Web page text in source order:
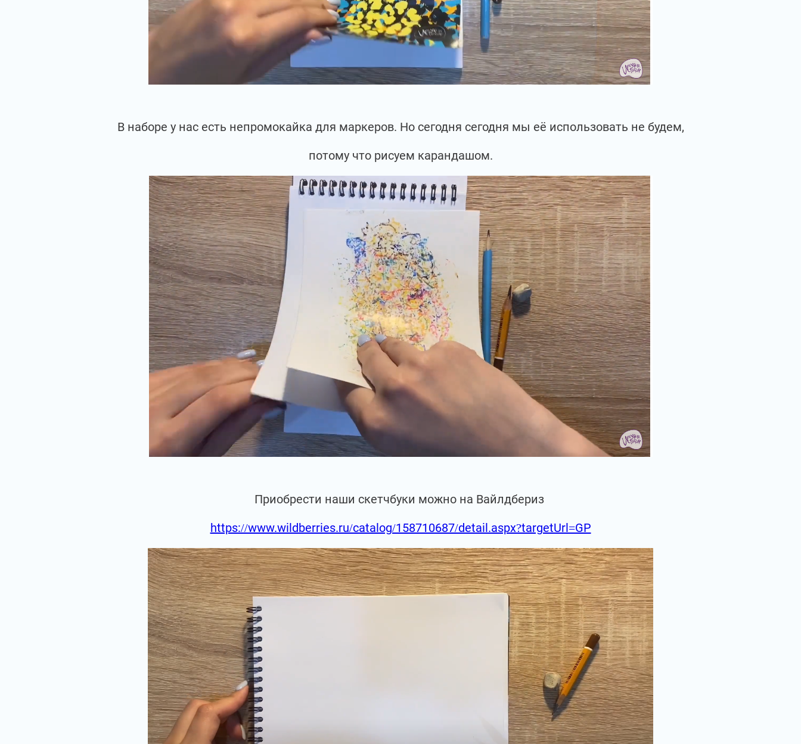
В наборе у нас есть непромокайка для маркеров. Но сегодня сегодня мы её использовать не будем,
потому что рисуем карандашом.
Приобрести наши скетчбуки можно на Вайлдбериз
https://www.wildberries.ru/catalog/158710687/detail.aspx?targetUrl=GP